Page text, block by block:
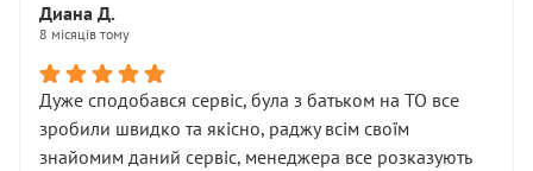
Диана Д.
8 місяців тому
Дуже сподобався сервіс, була з батьком на ТО все
зробили швидко та якісно, раджу всім своїм
знайомим даний сервіс, менеджера все розказують